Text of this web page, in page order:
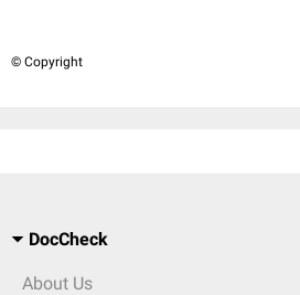
© Copyright
DocCheck
About Us